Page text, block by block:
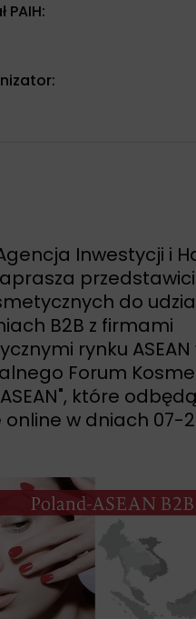
PAIH:
Inwestycji i
do
B2B z firmami
rynku
Forum
które
w dniach 07-